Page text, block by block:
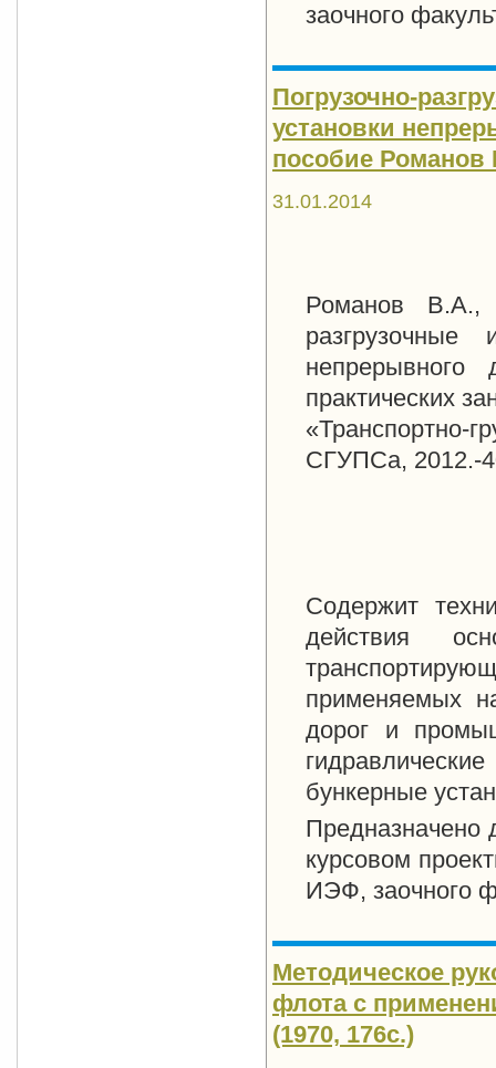
заочного
Погрузочно-
установки
пособие
31.01.2014
Романов В.А.,
непрерывного
практических
СГУПСа, 2012.-
Содержит
действия
применяемых
дорог и
бункерные
Предназначено
курсовом
ИЭФ, заочного
Методическое
флота с
(1970, 176с.)